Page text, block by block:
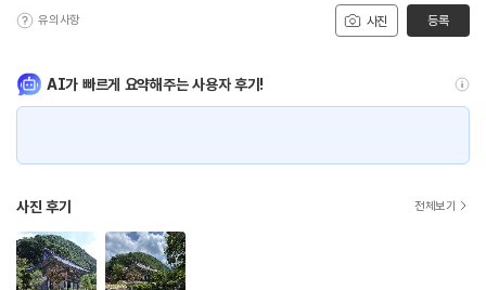
사진
유의사항 등록
AI가 빠르게 요약해주는 사용자 후기!
사진 후기 전체보기